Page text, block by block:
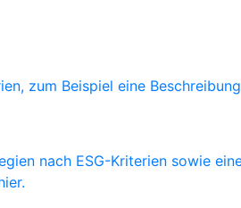
zum Beispiel eine
nach ESG-Kriterien sowie